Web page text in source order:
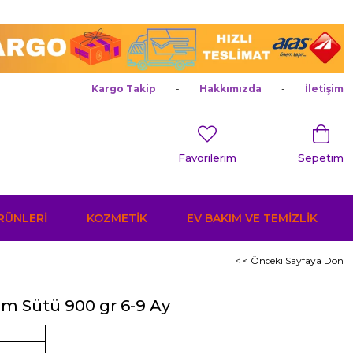
Kargo Takip Hakkımızda İletişim
Sepetim
Favorilerim
KOZMETİK EV BAKIM VE TEMİZLİK
< < Önceki Sayfaya Dön
Sütü 900 gr 6-9 Ay